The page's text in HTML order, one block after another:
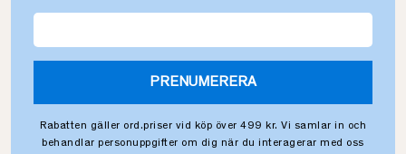
PRENUMERERA
Rabatten gäller ord.priser vid köp över 499 kr. Vi samlar in och
behandlar personuppgifter om dig när du interagerar med oss